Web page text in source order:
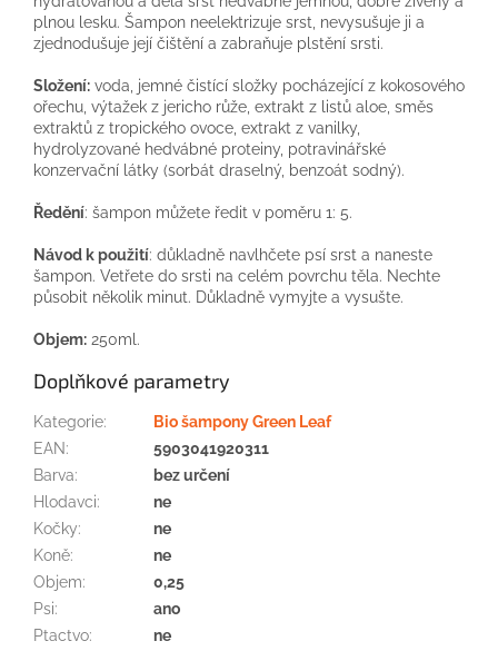
plnou lesku. Šampon neelektrizuje srst, nevysušuje ji a
zjednodušuje její čištění a zabraňuje plstění srsti.
Složení: voda, jemné čistící složky pocházející z kokosového
ořechu, výtažek z jericho růže, extrakt z listů aloe, směs
extraktů z tropického ovoce, extrakt z vanilky,
hydrolyzované hedvábné proteiny, potravinářské
konzervační látky (sorbát draselný, benzoát sodný).
Ředění: šampon můžete ředit v poměru 1: 5.
Návod k použití: důkladně navlhčete psí srst a naneste
šampon. Vetřete do srsti na celém povrchu těla. Nechte
působit několik minut. Důkladně vymyjte a vysušte.
Objem: 250ml.
Doplňkové parametry
Kategorie:
Bio šampony Green Leaf
EAN:
5903041920311
Barva:
bez určení
Hlodavci:
ne
Kočky:
ne
Koně:
ne
Objem:
0,25
Psi:
ano
Ptactvo:
ne